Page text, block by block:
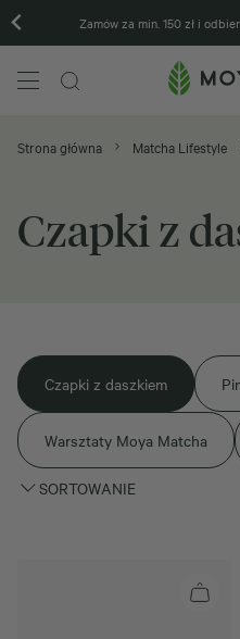
Zamów za min. 150 zł i
Strona główna Matcha Lifestyle
Czapki z
Czapki z daszkiem
Warsztaty Moya Matcha
SORTOWANIE